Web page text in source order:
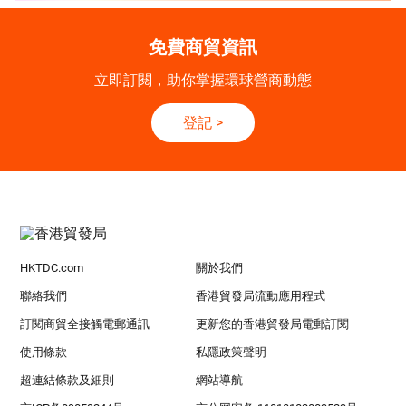
免費商貿資訊
立即訂閱，助你掌握環球營商動態
登記 >
HKTDC.com 關於我們
聯絡我們 香港貿發局流動應用程式
訂閱商貿全接觸電郵通訊 更新您的香港貿發局電郵訂閱
使用條款 私隱政策聲明
超連結條款及細則 網站導航